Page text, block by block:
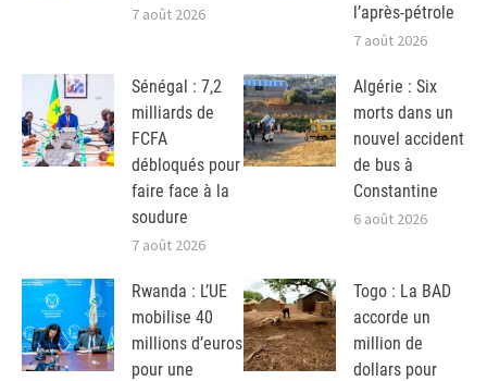
7 août 2026
l’après-pétrole
7 août 2026
Sénégal : 7,2
milliards de
FCFA
débloqués pour
faire face à la
soudure
7 août 2026
Algérie : Six
morts dans un
nouvel accident
de bus à
Constantine
6 août 2026
Rwanda : L’UE
mobilise 40
millions d’euros
pour une
Togo : La BAD
accorde un
million de
dollars pour